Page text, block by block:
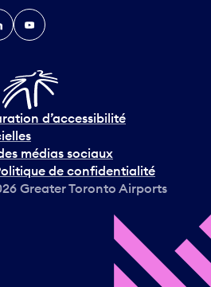
YouTube
d’accessibilité
médias sociaux
de confidentialité
Greater Toronto Airports